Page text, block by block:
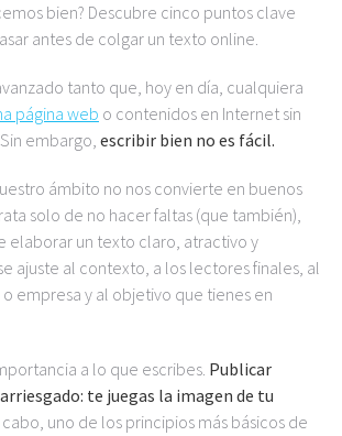
bien? Descubre cinco puntos clave
antes de colgar un texto online.
tanto que, hoy en día, cualquiera
página web o contenidos en Internet sin
embargo, escribir bien no es fácil.
ámbito no nos convierte en buenos
solo de no hacer faltas (que también),
elaborar un texto claro, atractivo y
ajuste al contexto, a los lectores finales, al
empresa y al objetivo que tienes en
a lo que escribes. Publicar
te juegas la imagen de tu
cabo, uno de los principios más básicos de